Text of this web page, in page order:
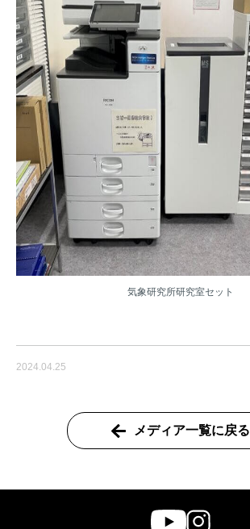
気象研究所研究室セット
2024.04.25
メディア一覧に戻る